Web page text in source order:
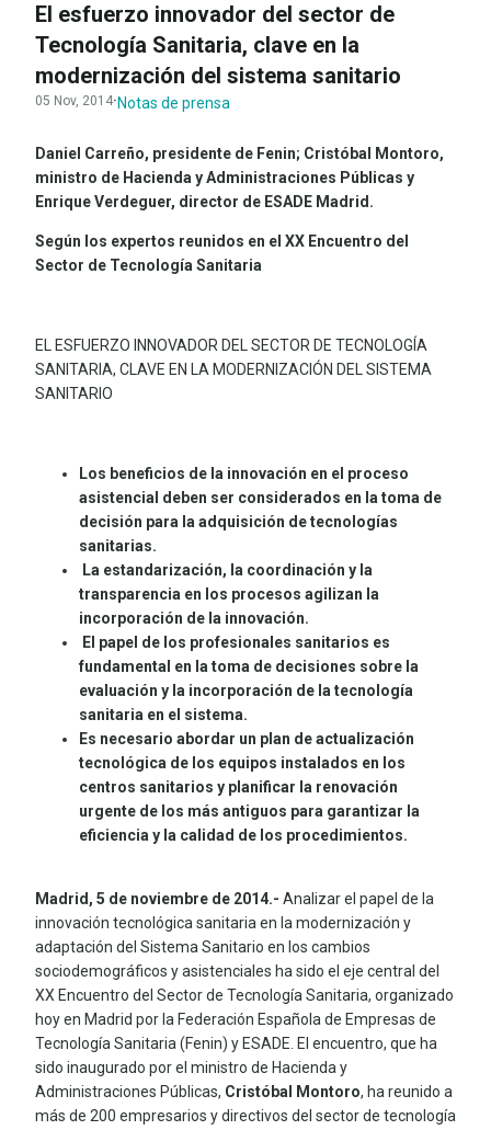
El esfuerzo innovador del sector de
Tecnología Sanitaria, clave en la
modernización del sistema sanitario
05 Nov, 2014· Notas de prensa
Daniel Carreño, presidente de Fenin; Cristóbal Montoro,
ministro de Hacienda y Administraciones Públicas y
Enrique Verdeguer, director de ESADE Madrid.
Según los expertos reunidos en el XX Encuentro del
Sector de Tecnología Sanitaria
EL ESFUERZO INNOVADOR DEL SECTOR DE TECNOLOGÍA
SANITARIA, CLAVE EN LA MODERNIZACIÓN DEL SISTEMA
SANITARIO
Los beneficios de la innovación en el proceso
asistencial deben ser considerados en la toma de
decisión para la adquisición de tecnologías
sanitarias.
La estandarización, la coordinación y la
transparencia en los procesos agilizan la
incorporación de la innovación.
El papel de los profesionales sanitarios es
fundamental en la toma de decisiones sobre la
evaluación y la incorporación de la tecnología
sanitaria en el sistema.
Es necesario abordar un plan de actualización
tecnológica de los equipos instalados en los
centros sanitarios y planificar la renovación
urgente de los más antiguos para garantizar la
eficiencia y la calidad de los procedimientos.
Madrid, 5 de noviembre de 2014.- Analizar el papel de la
innovación tecnológica sanitaria en la modernización y
adaptación del Sistema Sanitario en los cambios
sociodemográficos y asistenciales ha sido el eje central del
XX Encuentro del Sector de Tecnología Sanitaria, organizado
hoy en Madrid por la Federación Española de Empresas de
Tecnología Sanitaria (Fenin) y ESADE. El encuentro, que ha
sido inaugurado por el ministro de Hacienda y
Administraciones Públicas, Cristóbal Montoro, ha reunido a
más de 200 empresarios y directivos del sector de tecnología